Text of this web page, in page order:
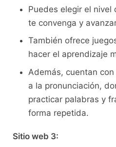
Puedes elegir el
te convenga ​y
También⁣ ofrece
hacer‍ el ​aprendizaje
Además, cuentan
a la⁣ pronunciación,
practicar palabras ⁢y
⁤forma repetida.
Sitio ‍web‌ 3: